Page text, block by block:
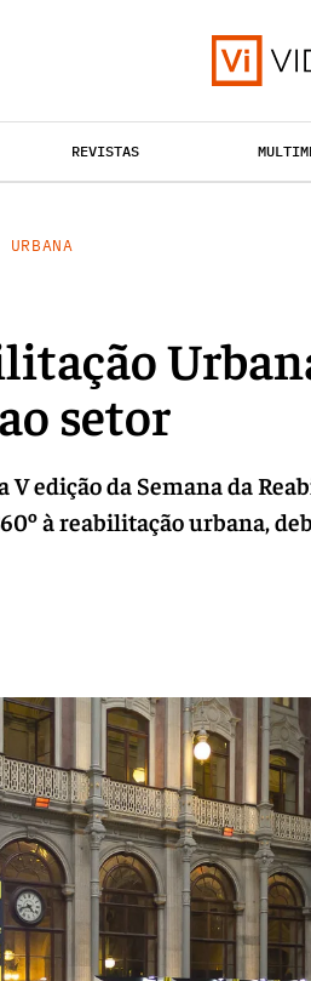
REVISTAS
setor
edição da Semana da
à reabilitação urbana,